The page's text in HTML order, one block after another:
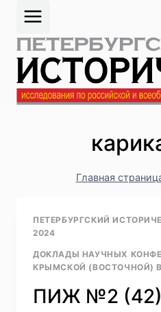
Перейти
содержимому
Главная
ПЕТЕРБУРГСКИЙ
2024
ДОКЛАДЫ НАУЧНЫХ
КРЫМСКОЙ (ВОСТОЧНОЙ)
ПИЖ №2